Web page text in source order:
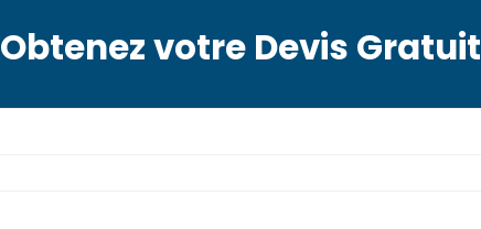
Obtenez votre Devis Gratuit